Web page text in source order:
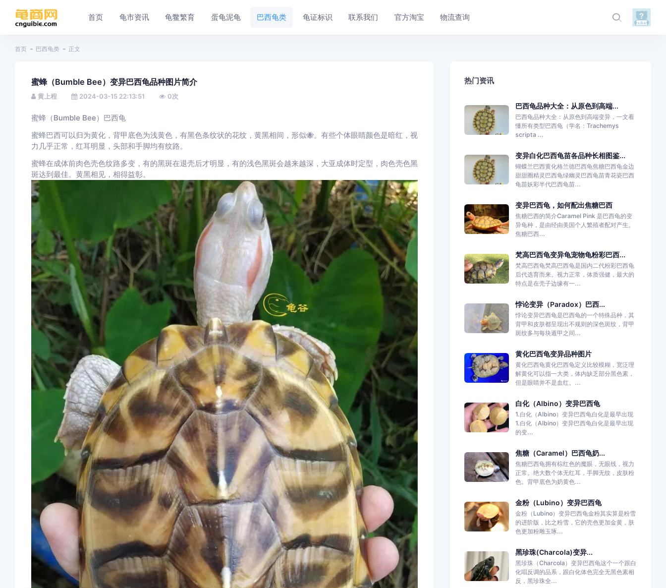
首页 龟市资讯 龟鳖繁育 蛋龟泥龟 巴西龟类 龟证标识 联系我们 官方淘宝 物流查询
首页 巴西龟类 正文
蜜蜂（Bumble Bee）变异巴西龟品种图片简介
黄上程 2024-03-15 22:13:51 0次
蜜蜂（Bumble Bee）巴西龟
蜜蜂巴西可以归为黄化，背甲底色为浅黄色，有黑色条纹状的花纹，黄黑相间，形似🐝。有些个体眼睛颜色是暗红，视
力几乎正常，红耳明显，头部和手脚均有纹路。
蜜蜂在成体前肉色壳色纹路多变，有的黑斑在退壳后才明显，有的浅色黑斑会越来越深，大亚成体时定型，肉色壳色黑
斑达到最佳。黄黑相见，相得益彰。
热门资讯
​巴西龟品种大全：从原色到高端...
巴西龟品种大全：从原色到高端变异，一文看
懂所有类型巴西龟（学名：Trachemys
scripta ...
变异白化巴西龟苗各品种长相图鉴...
蝴蝶兰巴西黄化格兰德巴西龟焦糖巴西龟金边
甜甜圈精灵巴西龟绿幽灵巴西龟苗青花瓷巴西
龟苗妖彩半代巴西龟苗...
变异巴西龟，如何配出焦糖巴西
焦糖巴西的简介Caramel Pink 是巴西龟的变
异龟种，是由经由美国个人繁殖者配对产生。
焦糖巴西...
梵高巴西龟变异龟宠物龟粉彩巴西...
梵高巴西龟梵高巴西龟是国内二代粉彩巴西龟
后代选育而来。视力正常，体质强健，最大的
特点是在壳子边缘有一...
悖论变异（Paradox）巴西...
悖论变异巴西龟是巴西龟的一个特殊品种，其
背甲和皮肤都呈现出不规则的深色斑纹，背甲
斑纹多与每块遁甲之间...
黄化巴西龟变异品种图片
黄化巴西龟黄化巴西龟定义比较模糊，宽泛理
解黄化可以指一大类，体内缺乏部分黑色素，
但是眼睛并不是血红。...
白化（Albino）变异巴西龟
1.白化（Albino）变异巴西龟白化是最早出现
1.白化（Albino）变异巴西龟白化是最早出现
的变...
焦糖（Caramel）巴西龟奶...
焦糖巴西龟拥有棕红色的魔眼，无眼线，视力
正常。绝大数个体无红耳，手脚无纹，皮肤粉
色。背甲底色为奶黄色...
金粉（Lubino）变异巴西龟
金粉（Lubino）变异巴西龟金粉其实算是粉雪
的进阶版，比之粉雪，它的壳色更加金黄，肤
色更加粉雕玉琢...
黑珍珠(Charcola)变异...
黑珍珠（Charcola）变异巴西龟这个一个跟白
化唱反调的品系，跟白化体色完全无黑色素相
反，黑珍珠全...